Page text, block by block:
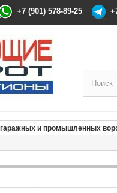
+7 (901) 578-89-25
и промышленных
После
Имя*